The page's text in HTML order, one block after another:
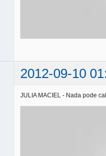
2012-09-10
JULIA MACIEL - Nada pode